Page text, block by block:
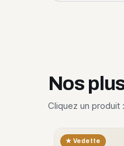
Nos
Cliquez un produit
★ Vedette